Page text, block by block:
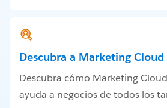
Descubra a Marketing
Descubra cómo Marketing
ayuda a negocios de todos los